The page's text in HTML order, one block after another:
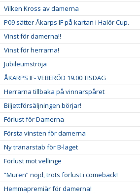
Vilken Kross av damerna
P09 sätter Åkarps IF på kartan i Halör Cup.
Vinst för damerna!!
Vinst för herrarna!
Jubileumströja
ÅKARPS IF- VEBERÖD 19.00 TISDAG
Herrarna tillbaka på vinnarspåret
Biljettförsäljningen börjar!
Förlust för Damerna
Första vinsten för damerna
Ny tränarstab för B-laget
Förlust mot vellinge
”Muren” nöjd, trots förlust i comeback!
Hemmapremiär för damerna!